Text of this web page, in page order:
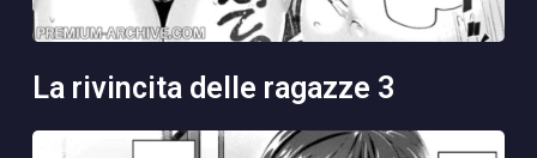
la rivincita delle ragazze 3